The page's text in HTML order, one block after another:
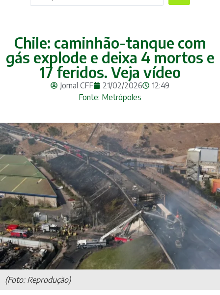
Chile: caminhão-tanque com
gás explode e deixa 4 mortos e
17 feridos. Veja vídeo
Jornal CFF 21/02/2026
12:49
Fonte: Metrópoles
(Foto: Reprodução)